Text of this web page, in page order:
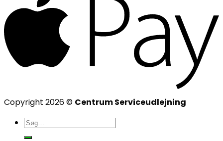
Copyright 2026 © Centrum Serviceudlejning
Søg
efter: